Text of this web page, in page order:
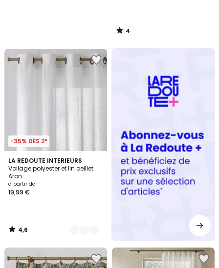
4
/
-35% DÈS 2*
LA REDOUTE INTERIEURS
Voilage polyester et lin oeillet
Aron
à partir de
19,99 €
4,6
/ 5
2
Couleurs
4,6
/